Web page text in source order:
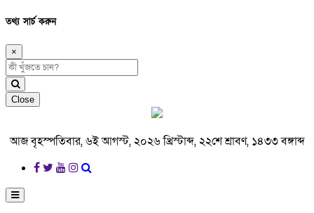
তথ্য সার্চ করুন
×
Close
আজ বৃহস্পতিবার, ৬ই আগস্ট, ২০২৬ খ্রিস্টাব্দ, ২২শে শ্রাবণ, ১৪৩৩ বঙ্গাব্দ